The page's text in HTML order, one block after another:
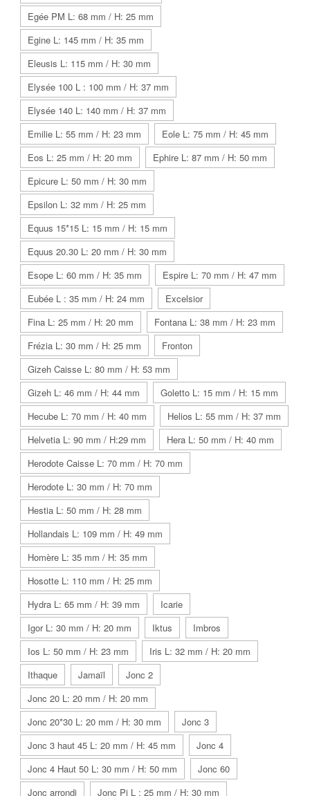
Egée PM L: 68 mm / H: 25 mm
Egine L: 145 mm / H: 35 mm
Eleusis L: 115 mm / H: 30 mm
Elysée 100 L : 100 mm / H: 37 mm
Elysée 140 L: 140 mm / H: 37 mm
Emilie L: 55 mm / H: 23 mm
Eole L: 75 mm / H: 45 mm
Eos L: 25 mm / H: 20 mm
Ephire L: 87 mm / H: 50 mm
Epicure L: 50 mm / H: 30 mm
Epsilon L: 32 mm / H: 25 mm
Equus 15*15 L: 15 mm / H: 15 mm
Equus 20.30 L: 20 mm / H: 30 mm
Esope L: 60 mm / H: 35 mm
Espire L: 70 mm / H: 47 mm
Eubée L : 35 mm / H: 24 mm
Excelsior
Fina L: 25 mm / H: 20 mm
Fontana L: 38 mm / H: 23 mm
Frézia L: 30 mm / H: 25 mm
Fronton
Gizeh Caisse L: 80 mm / H: 53 mm
Gizeh L: 46 mm / H: 44 mm
Goletto L: 15 mm / H: 15 mm
Hecube L: 70 mm / H: 40 mm
Helios L: 55 mm / H: 37 mm
Helvetia L: 90 mm / H:29 mm
Hera L: 50 mm / H: 40 mm
Herodote Caisse L: 70 mm / H: 70 mm
Herodote L: 30 mm / H: 70 mm
Hestia L: 50 mm / H: 28 mm
Hollandais L: 109 mm / H: 49 mm
Homère L: 35 mm / H: 35 mm
Hosotte L: 110 mm / H: 25 mm
Hydra L: 65 mm / H: 39 mm
Icarie
Igor L: 30 mm / H: 20 mm
Iktus
Imbros
Ios L: 50 mm / H: 23 mm
Iris L: 32 mm / H: 20 mm
Ithaque
Jamaïl
Jonc 2
Jonc 20 L: 20 mm / H: 20 mm
Jonc 20*30 L: 20 mm / H: 30 mm
Jonc 3
Jonc 3 haut 45 L: 20 mm / H: 45 mm
Jonc 4
Jonc 4 Haut 50 L: 30 mm / H: 50 mm
Jonc 60
Jonc arrondi
Jonc Pi L : 25 mm / H: 30 mm